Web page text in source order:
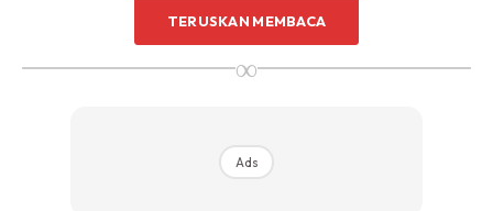
TERUSKAN MEMBACA
∞
Ads